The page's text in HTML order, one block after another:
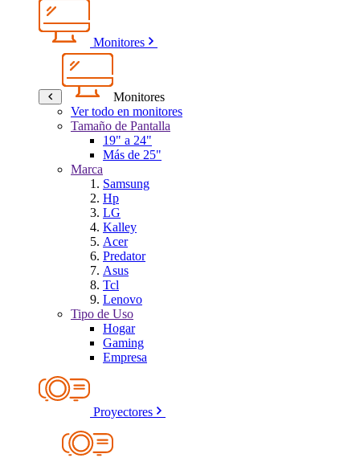
Monitores
Monitores
Ver todo en monitores
Tamaño de Pantalla
19" a 24"
Más de 25"
Marca
Samsung
Hp
LG
Kalley
Acer
Predator
Asus
Tcl
Lenovo
Tipo de Uso
Hogar
Gaming
Empresa
Proyectores